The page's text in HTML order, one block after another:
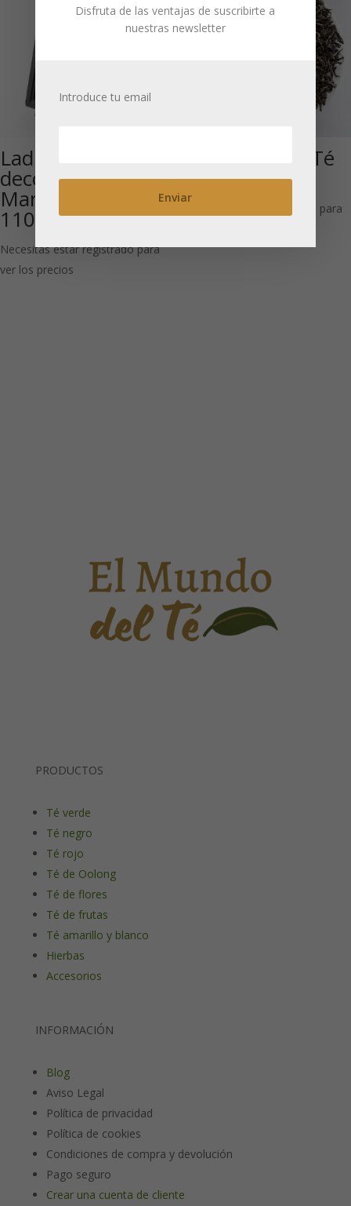
Ladrillo de Té
decorativo sin
Marco – aprox.
1100 g
Necesitas estar registrado para
ver los precios
FOP Yunnan: Té
negro
Necesitas estar registrado para
PRODUCTOS
Té verde
Té negro
Té rojo
Té de Oolong
Té de flores
Té de frutas
Té amarillo y blanco
Hierbas
Accesorios
INFORMACIÓN
Blog
Aviso Legal
Política de privacidad
Política de cookies
Condiciones de compra y devolución
Pago seguro
Crear una cuenta de cliente
Disfruta de las ventajas de suscribirte a
nuestras newsletter
Introduce tu email